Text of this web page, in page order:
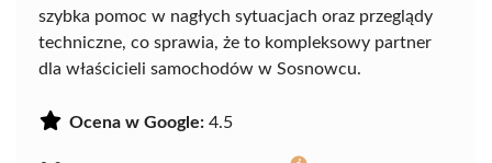
szybka pomoc w nagłych sytuacjach oraz przeglądy
techniczne, co sprawia, że to kompleksowy partner
dla właścicieli samochodów w Sosnowcu.
Ocena w Google: 4.5